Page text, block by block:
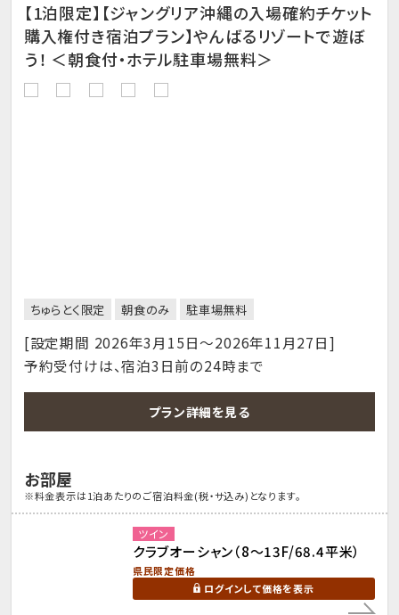
【1泊限定】【ジャングリア沖縄の入場確約チケット
購入権付き宿泊プラン】やんばるリゾートで遊ぼ
う！ ＜朝食付・ホテル駐車場無料＞
ちゅらとく限定 朝食のみ 駐車場無料
[設定期間 2026年3月15日～2026年11月27日]
予約受付けは、宿泊3日前の24時まで
プラン詳細を見る
お部屋
※料金表示は1泊あたりのご宿泊料金(税・サ込み)となります。
ツイン
クラブオーシャン（8～13F/68.4平米）
県民限定価格
ログインして価格を表示